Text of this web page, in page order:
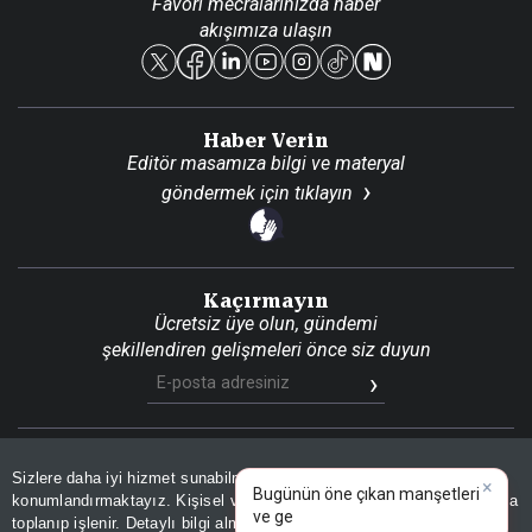
Sizlere daha iyi hizmet sunabilmek adına sitemizde
konumlandırmaktayız. Kişisel verileriniz, KVKK ve GDPR kapsamında
toplanıp işlenir. Detaylı bilgi almak için
Reklam Ver
akışımıza ulaşın
Haber Verin
Editör masamıza bilgi ve materyal
göndermek için tıklayın
Kaçırmayın
Ücretsiz üye olun, gündemi
şekillendiren gelişmeleri önce siz duyun
Son DakikaSite HaritasıRSSKVKK Aydınlatma Metni
Gizlilik PolitikasıÇerez Politikası ×
Bugünün öne çıkan manşetleri
ve gelişmele